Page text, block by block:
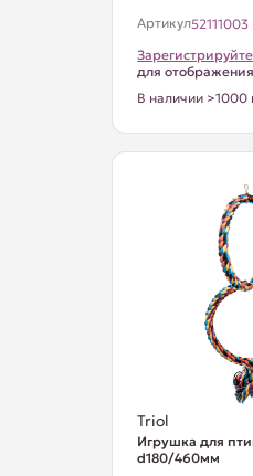
Артикул52111003
для
В наличии >1000
Triol
Игрушка для
d180/460мм